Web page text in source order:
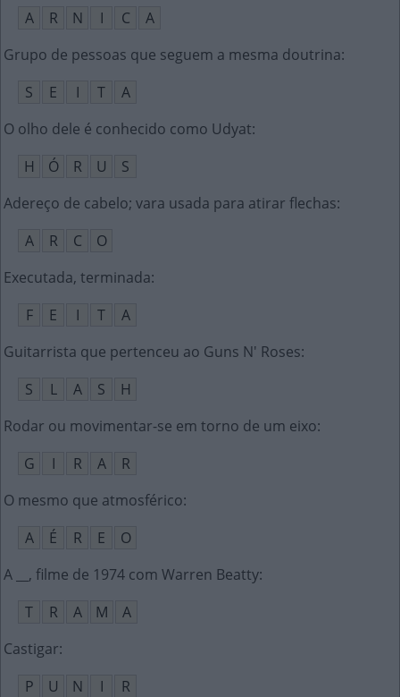
A
R N I C
A
Grupo de pessoas que seguem a mesma doutrina:
S
E I T
A
O olho dele é conhecido como Udyat:
H
Ó R U
S
Adereço de cabelo; vara usada para atirar flechas:
A
R C
O
Executada, terminada:
F
E I T
A
Guitarrista que pertenceu ao Guns N' Roses:
S
L A S
H
Rodar ou movimentar-se em torno de um eixo:
G
I R A
R
O mesmo que atmosférico:
A
É R E
O
A __, filme de 1974 com Warren Beatty:
T
R A M
A
Castigar:
P
U N I
R